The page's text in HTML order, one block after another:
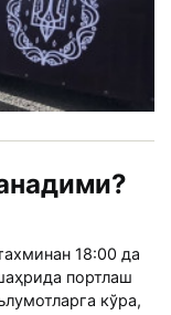
18:00 да
портлаш
кўра,